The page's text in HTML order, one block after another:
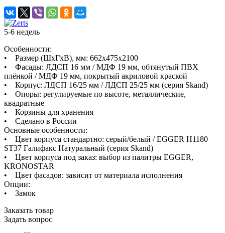
5-6 недель
Особенности:
• Размер (ШхГхВ), мм: 662х475х2100
• Фасады: ЛДСП 16 мм / МДФ 19 мм, обтянутый ПВХ
плёнкой / МДФ 19 мм, покрытый акриловой краской
• Корпус: ЛДСП 16/25 мм / ЛДСП 25/25 мм (серия Skand)
• Опоры: регулируемые по высоте, металлические,
квадратные
• Корзины для хранения
• Сделано в России
Основные особенности:
• Цвет корпуса стандартно: серый/белый / EGGER H1180
ST37 Галифакс Натуральный (серия Skand)
• Цвет корпуса под заказ: выбор из палитры EGGER,
KRONOSTAR
• Цвет фасадов: зависит от материала исполнения
Опции:
• Замок
Заказать товар
Задать вопрос